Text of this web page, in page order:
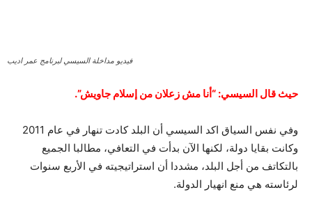
فيديو مداخلة السيسي لبرنامج عمر اديب
حيث قال السيسي: “أنا مش زعلان من إسلام جاويش”.
وفي نفس السياق اكد السيسي أن البلد كادت تنهار في عام 2011
وكانت بقايا دولة، لكنها الآن بدأت في التعافي، مطالبا الجميع
بالتكاتف من أجل البلد، مشددا أن استراتيجيته في الأربع سنوات
لرئاسته هي منع انهيار الدولة.